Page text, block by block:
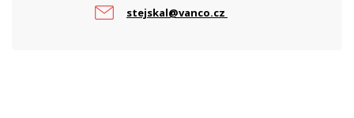
stejskal@vanco.cz